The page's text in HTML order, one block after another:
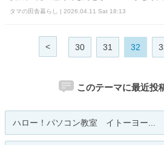
タマの田舎暮らし | 2026.04.11 Sat 18:13
< 30 31 32
このテーマに最近投
ハロー！パソコン教室 イトーヨー...